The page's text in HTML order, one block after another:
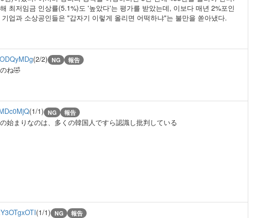
최저임금 인상률(5.1%)도 '높았다'는 평가를 받았는데, 이보다 매년 2%포인
업과 소상공인들은 "갑자기 이렇게 올리면 어떡하냐"는 불만을 쏟아냈다.
(2/2) NG 報告
ね🤣
(1/1) NG 報告
始まりなのは、多くの韓国人ですら認識し批判している
Y3OTgxOTI(1/1) NG 報告